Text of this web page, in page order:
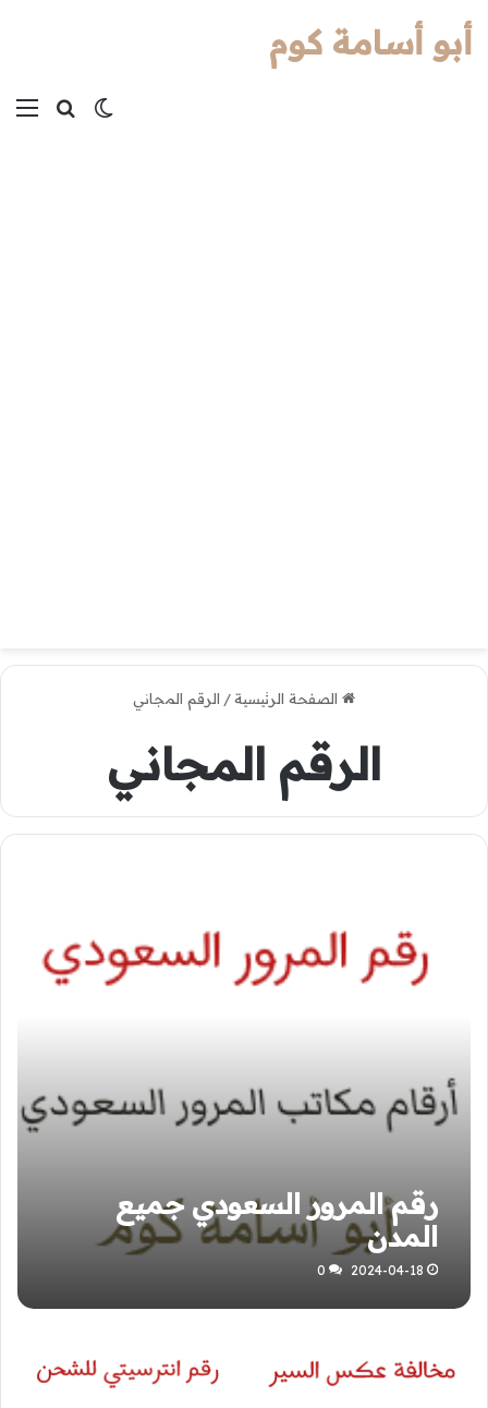
بحثالوضع
أبو أسامة كوم
الصفحة الرئيسية/ الرقم المجاني
الرقم المجاني
رقم المرور السعودي جميع
المدن
2024-04-18
0